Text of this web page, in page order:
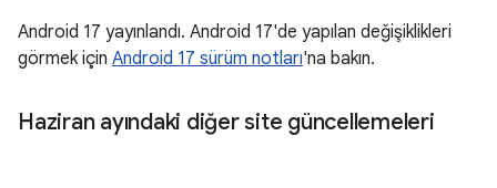
Android 17 yayınlandı. Android 17'de yapılan değişiklikleri
görmek için Android 17 sürüm notları'na bakın.
Haziran ayındaki diğer site güncellemeleri